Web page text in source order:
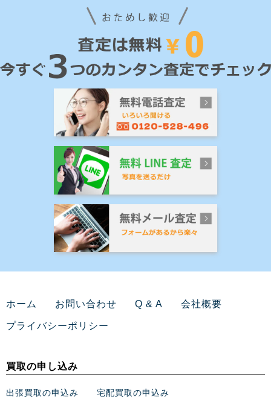
ホーム お問い合わせ Q & A 会社概要
プライバシーポリシー
買取の申し込み
出張買取の申込み 宅配買取の申込み